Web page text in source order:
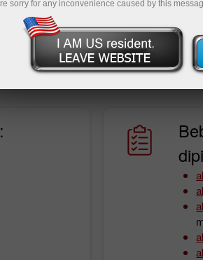
trading. Bersama InstaForex,
sangat menguntungkan. Anda
dan cara mudah untuk melakukan
sorry for any inconvenience caused by this